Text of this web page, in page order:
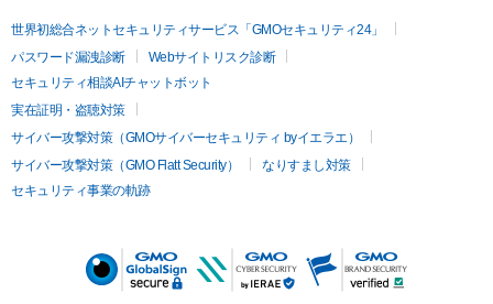
世界初総合ネットセキュリティサービス「GMOセキュリティ24」
パスワード漏洩診断
Webサイトリスク診断
セキュリティ相談AIチャットボット
実在証明・盗聴対策
サイバー攻撃対策（GMOサイバーセキュリティ byイエラエ）
サイバー攻撃対策（GMO Flatt Security）
なりすまし対策
セキュリティ事業の軌跡